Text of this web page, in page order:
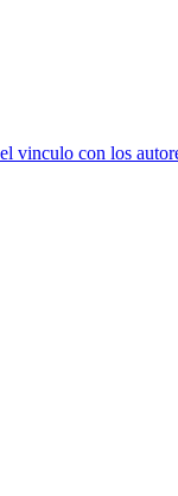
vinculo con los